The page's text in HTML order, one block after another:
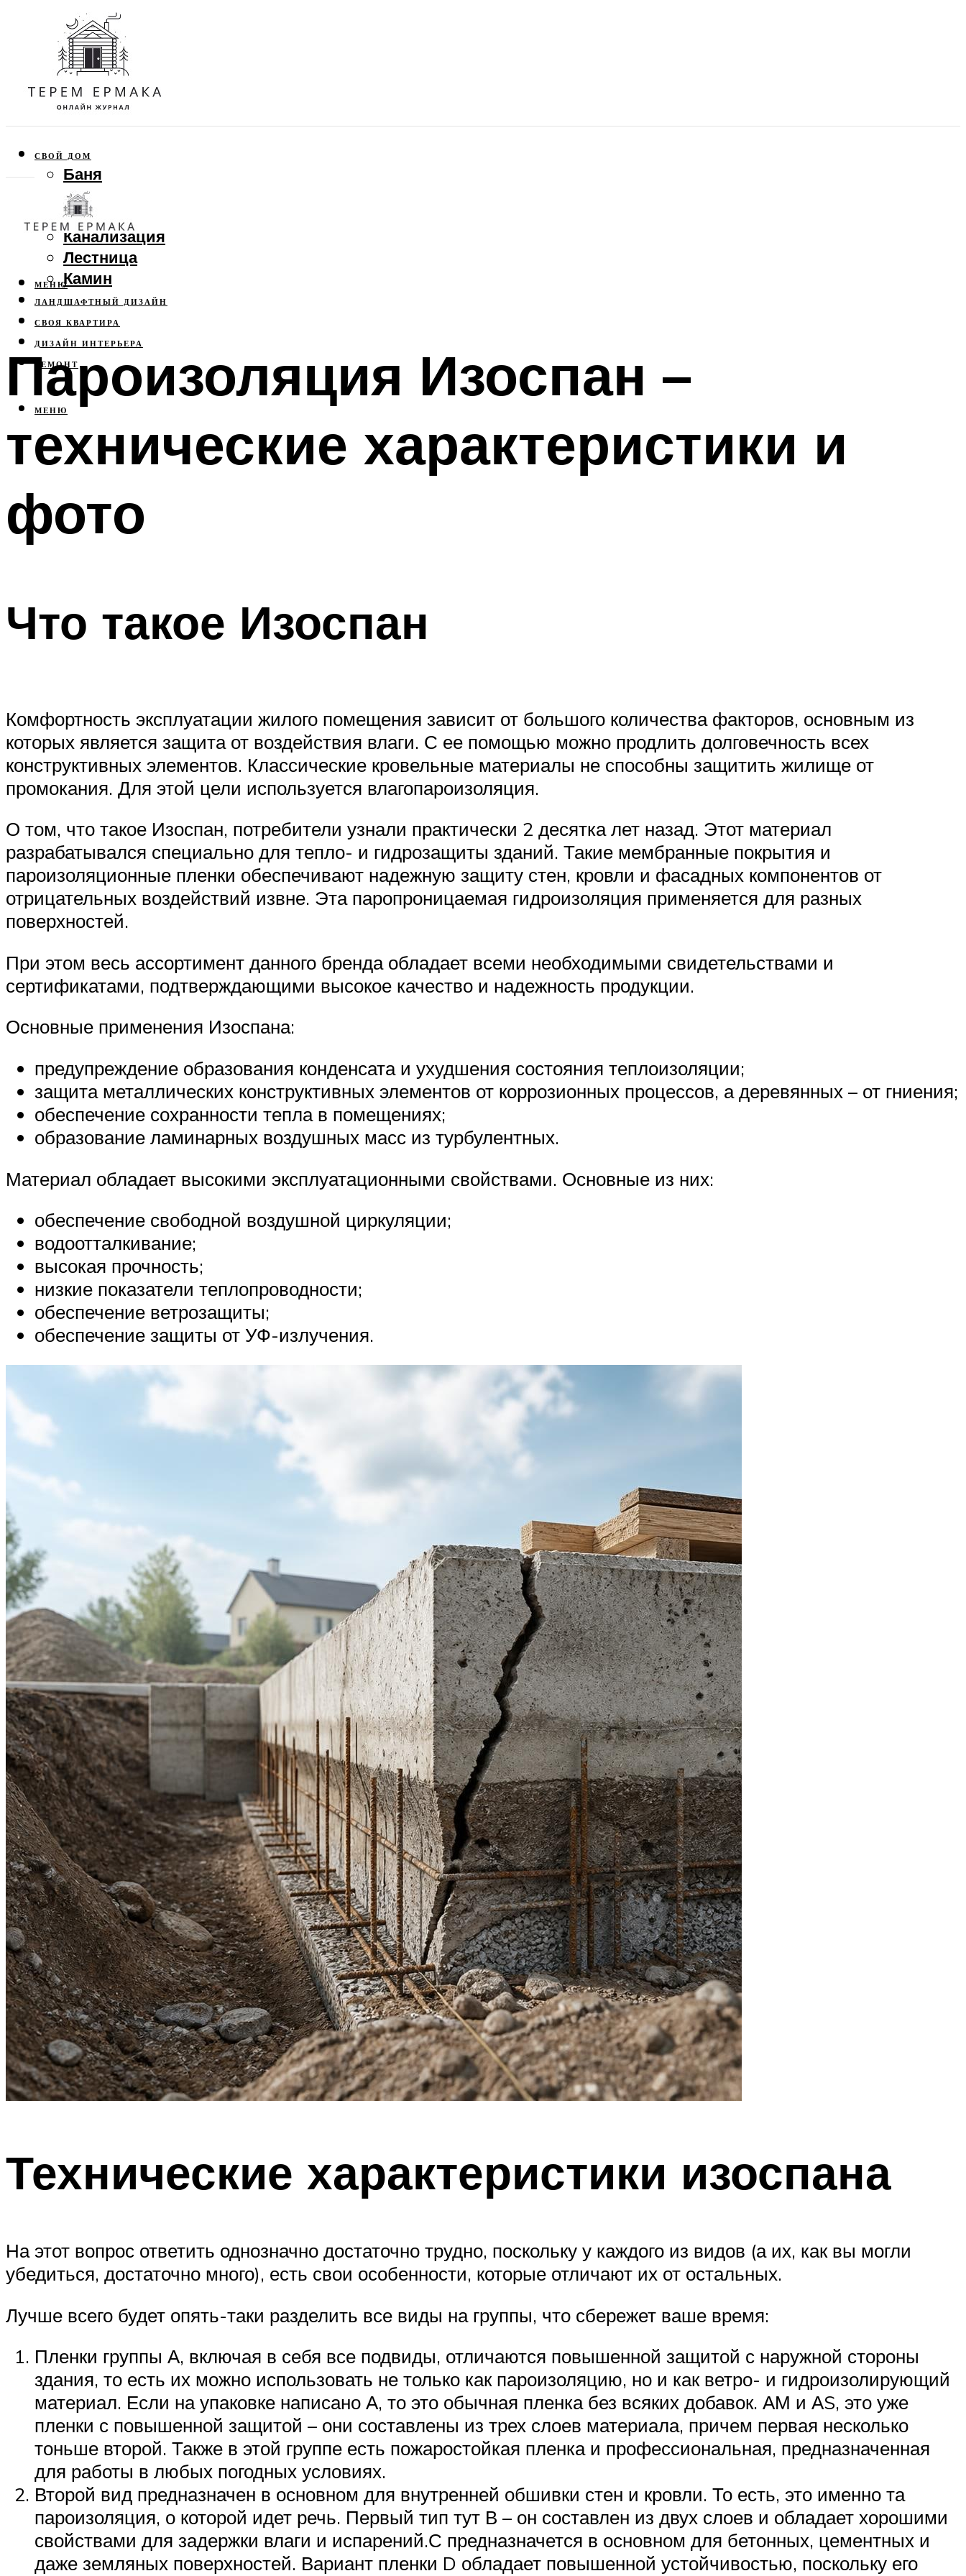
СВОЙ ДОМ
Баня
Веранда
Забор
Канализация
Лестница
Камин
ЛАНДШАФТНЫЙ ДИЗАЙН
СВОЯ КВАРТИРА
ДИЗАЙН ИНТЕРЬЕРА
РЕМОНТ
МЕНЮ
МЕНЮ
Пароизоляция Изоспан –
технические характеристики и
фото
Что такое Изоспан
Комфортность эксплуатации жилого помещения зависит от большого количества факторов, основным из
которых является защита от воздействия влаги. С ее помощью можно продлить долговечность всех
конструктивных элементов. Классические кровельные материалы не способны защитить жилище от
промокания. Для этой цели используется влагопароизоляция.
О том, что такое Изоспан, потребители узнали практически 2 десятка лет назад. Этот материал
разрабатывался специально для тепло- и гидрозащиты зданий. Такие мембранные покрытия и
пароизоляционные пленки обеспечивают надежную защиту стен, кровли и фасадных компонентов от
отрицательных воздействий извне. Эта паропроницаемая гидроизоляция применяется для разных
поверхностей.
При этом весь ассортимент данного бренда обладает всеми необходимыми свидетельствами и
сертификатами, подтверждающими высокое качество и надежность продукции.
Основные применения Изоспана:
предупреждение образования конденсата и ухудшения состояния теплоизоляции;
защита металлических конструктивных элементов от коррозионных процессов, а деревянных – от гниения;
обеспечение сохранности тепла в помещениях;
образование ламинарных воздушных масс из турбулентных.
Материал обладает высокими эксплуатационными свойствами. Основные из них:
обеспечение свободной воздушной циркуляции;
водоотталкивание;
высокая прочность;
низкие показатели теплопроводности;
обеспечение ветрозащиты;
обеспечение защиты от УФ-излучения.
Технические характеристики изоспана
На этот вопрос ответить однозначно достаточно трудно, поскольку у каждого из видов (а их, как вы могли
убедиться, достаточно много), есть свои особенности, которые отличают их от остальных.
Лучше всего будет опять-таки разделить все виды на группы, что сбережет ваше время:
Пленки группы А, включая в себя все подвиды, отличаются повышенной защитой с наружной стороны
здания, то есть их можно использовать не только как пароизоляцию, но и как ветро- и гидроизолирующий
материал. Если на упаковке написано А, то это обычная пленка без всяких добавок. АМ и АS, это уже
пленки с повышенной защитой – они составлены из трех слоев материала, причем первая несколько
тоньше второй. Также в этой группе есть пожаростойкая пленка и профессиональная, предназначенная
для работы в любых погодных условиях.
Второй вид предназначен в основном для внутренней обшивки стен и кровли. То есть, это именно та
пароизоляция, о которой идет речь. Первый тип тут В – он составлен из двух слоев и обладает хорошими
свойствами для задержки влаги и испарений.С предназначется в основном для бетонных, цементных и
даже земляных поверхностей. Вариант пленки D обладает повышенной устойчивостью, поскольку его